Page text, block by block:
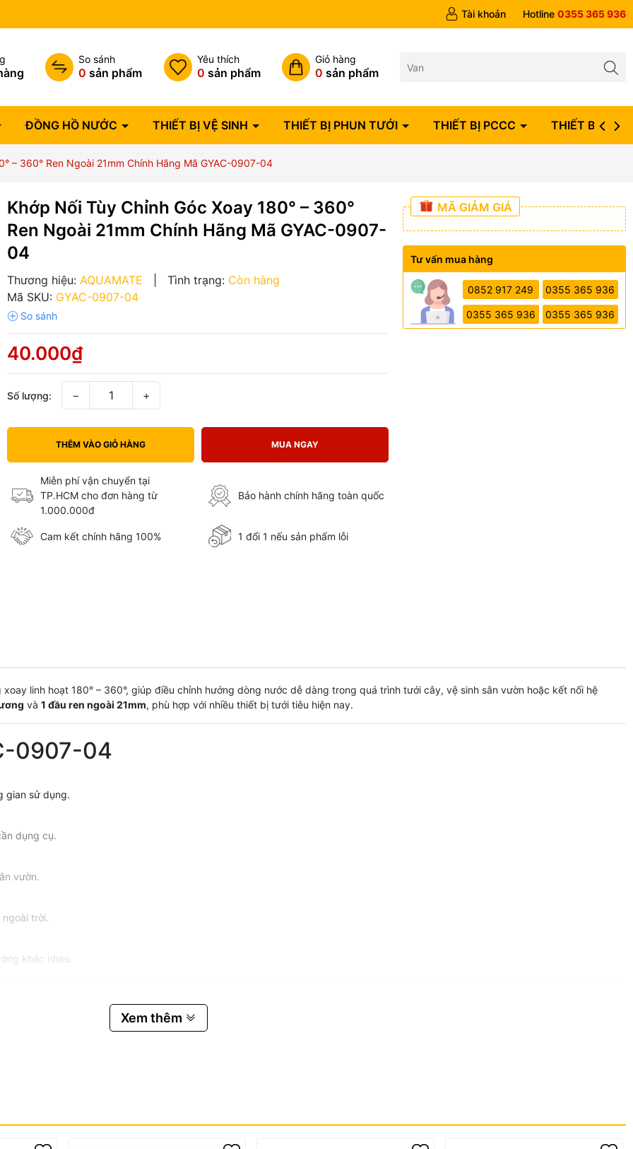
Tài khoản Hotline 0355 365 936
So sánh
0 sản phẩm
Yêu thích
0 sản phẩm
Giỏ hàng
0 sản phẩm
ĐỒNG HỒ NƯỚC THIẾT BỊ VỆ SINH THIẾT BỊ PHUN TƯỚI THIẾT BỊ PCCC THIẾT BỊ ĐIỆN
– 360° Ren Ngoài 21mm Chính Hãng Mã GYAC-0907-04
Khớp Nối Tùy Chỉnh Góc Xoay 180° – 360°
Ren Ngoài 21mm Chính Hãng Mã GYAC-0907-
04
Thương hiệu: AQUAMATE Tình trạng: Còn hàng
Mã SKU: GYAC-0907-04
40.000₫
Số lượng: − +
THÊM VÀO GIỎ HÀNG MUA NGAY
Miễn phí vận chuyển tại
TP.HCM cho đơn hàng từ
1.000.000đ
Bảo hành chính hãng toàn quốc
Cam kết chính hãng 100% 1 đổi 1 nếu sản phẩm lỗi
MÃ GIẢM GIÁ
Tư vấn mua hàng
0852 917 249 0355 365 936
0355 365 936 0355 365 936
linh hoạt 180° – 360°, giúp điều chỉnh hướng dòng nước dễ dàng trong quá trình tưới cây, vệ sinh sân vườn hoặc kết nối hệ
và 1 đầu ren ngoài 21mm, phù hợp với nhiều thiết bị tưới tiêu hiện nay.
0907-04
gian sử dụng.
dụng cụ.
vườn.
trời.
khác nhau.
Xem thêm